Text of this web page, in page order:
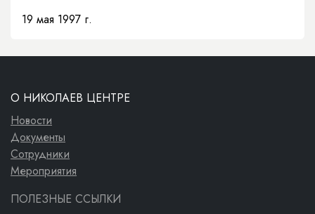
19 мая 1997 г.
О НИКОЛАЕВ ЦЕНТРЕ
Новости
Документы
Сотрудники
Мероприятия
ПОЛЕЗНЫЕ ССЫЛКИ